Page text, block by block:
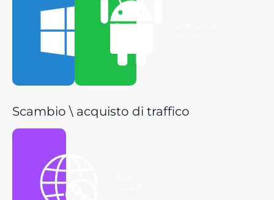
Scarica per
Scambio \ acquisto di traffico